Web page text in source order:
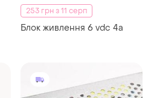
253 грн з 11 серп
Блок живлення 6 vdc 4a